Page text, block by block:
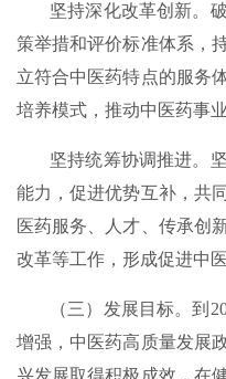
坚持深化改革创新。
策举措和评价标准体系，
立符合中医药特点的服务
培养模式，推动中医药事
坚持统筹协调推进。
能力，促进优势互补，共
医药服务、人才、传承创
改革等工作，形成促进中
（三）发展目标。到
增强，中医药高质量发展
兴发展取得积极成效，在